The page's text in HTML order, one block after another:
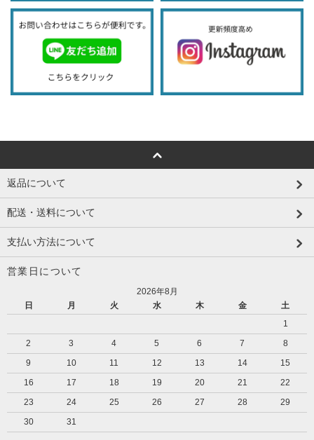
返品について
配送・送料について
支払い方法について
営業日について
2026年8月
日
月 火 水 木 金
土
1
2
3 4 5 6 7
8
9
10 11 12 13 14
15
16
17 18 19 20 21
22
23
24 25 26 27 28
29
30
31